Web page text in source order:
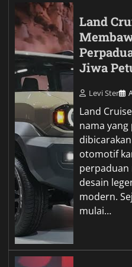
Land
Jiwa
Levi Ster
Land
nama yang
otomotif
perpaduan
desain
modern.
mulai…